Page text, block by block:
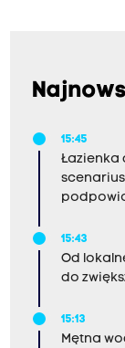
15:45
Łazienka
15:43
Od
do
15:13
Mętna